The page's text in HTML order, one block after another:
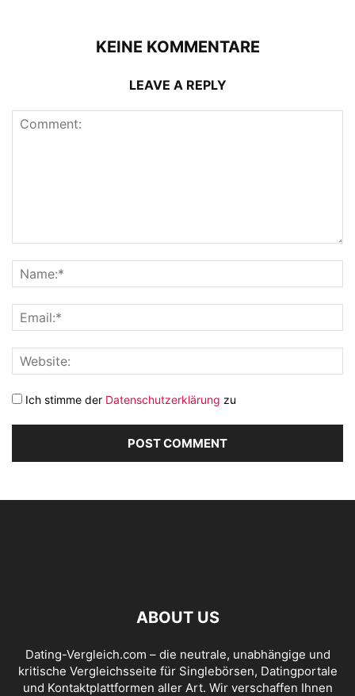
KEINE KOMMENTARE
LEAVE A REPLY
Ich stimme der Datenschutzerklärung zu
ABOUT US
Dating-Vergleich.com – die neutrale, unabhängige und
kritische Vergleichsseite für Singlebörsen, Datingportale
und Kontaktplattformen aller Art. Wir verschaffen Ihnen